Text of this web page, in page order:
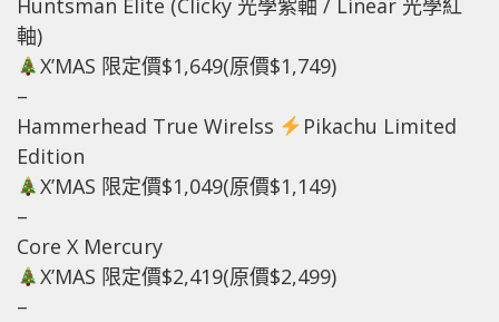
Huntsman Elite (Clicky 光學紫軸 / Linear 光學紅
軸)
X’MAS 限定價$1,649(原價$1,749)
–
Hammerhead True Wirelss
Pikachu Limited
Edition
X’MAS 限定價$1,049(原價$1,149)
–
Core X Mercury
X’MAS 限定價$2,419(原價$2,499)
–